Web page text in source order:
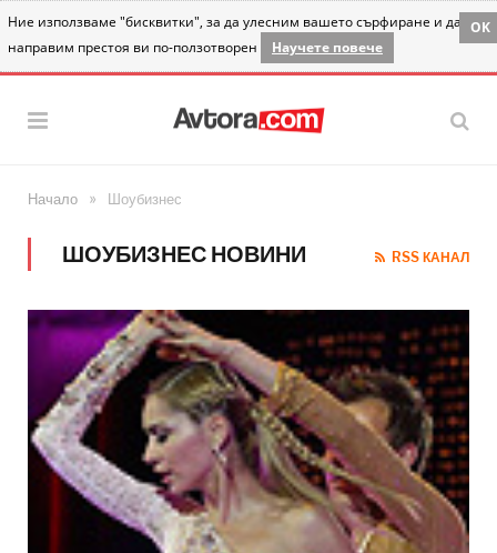
Ние използваме "бисквитки", за да улесним вашето сърфиране и да
направим престоя ви по-ползотворен
Научете повече
OK
Начало » Шоубизнес
ШОУБИЗНЕС НОВИНИ RSS КАНАЛ